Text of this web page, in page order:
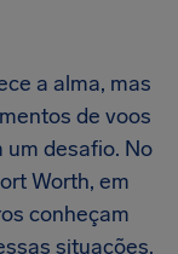
a alma, mas
de voos
um desafio. No
Worth, em
conheçam
situações.